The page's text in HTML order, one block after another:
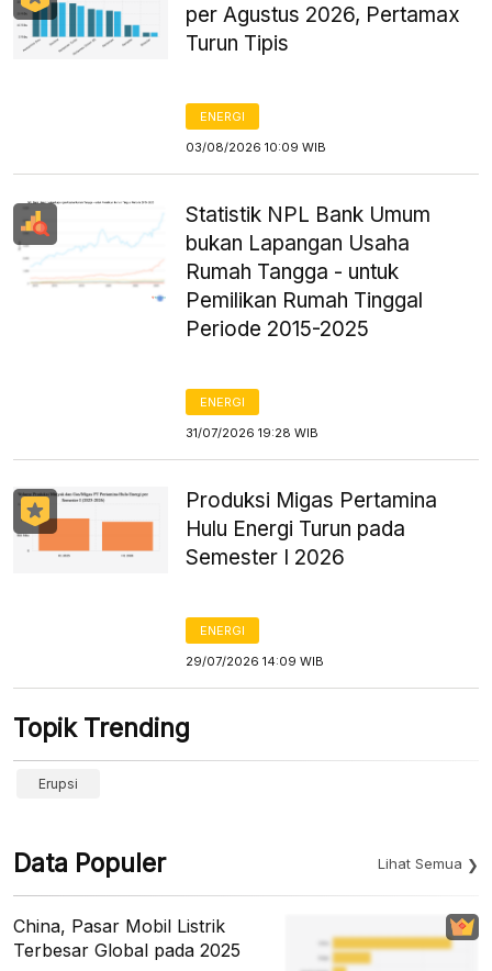
per Agustus 2026, Pertamax
Turun Tipis
ENERGI
03/08/2026 10:09 WIB
Statistik NPL Bank Umum
bukan Lapangan Usaha
Rumah Tangga - untuk
Pemilikan Rumah Tinggal
Periode 2015-2025
ENERGI
31/07/2026 19:28 WIB
Produksi Migas Pertamina
Hulu Energi Turun pada
Semester I 2026
ENERGI
29/07/2026 14:09 WIB
Topik Trending
Erupsi
Data Populer Lihat Semua
China, Pasar Mobil Listrik
Terbesar Global pada 2025